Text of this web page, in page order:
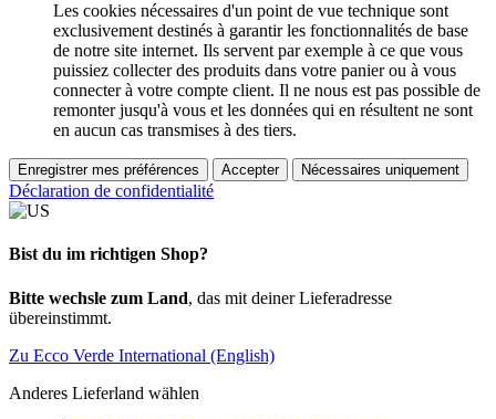
Les cookies nécessaires d'un point de vue technique sont
exclusivement destinés à garantir les fonctionnalités de base
de notre site internet. Ils servent par exemple à ce que vous
puissiez collecter des produits dans votre panier ou à vous
connecter à votre compte client. Il ne nous est pas possible de
remonter jusqu'à vous et les données qui en résultent ne sont
en aucun cas transmises à des tiers.
Enregistrer mes préférences Accepter Nécessaires uniquement
Déclaration de confidentialité
Bist du im richtigen Shop?
Bitte wechsle zum Land, das mit deiner Lieferadresse
übereinstimmt.
Zu Ecco Verde International (English)
Anderes Lieferland wählen